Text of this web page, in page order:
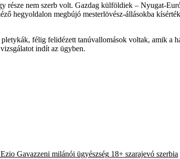
része nem szerb volt. Gazdag külföldiek – Nyugat-
hegyoldalon megbújó mesterlövész-állásokba
félig felidézett tanúvallomások voltak, amik a
indít az ügyben.
Ezio Gavazzeni milánói ügyészség 18+ szarajevó szerbia